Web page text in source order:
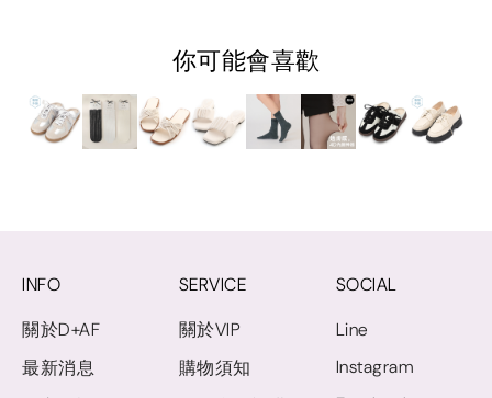
你可能會喜歡
INFO
關於D+AF
最新消息
SERVICE
關於VIP
購物須知
SOCIAL
Line
Instagram